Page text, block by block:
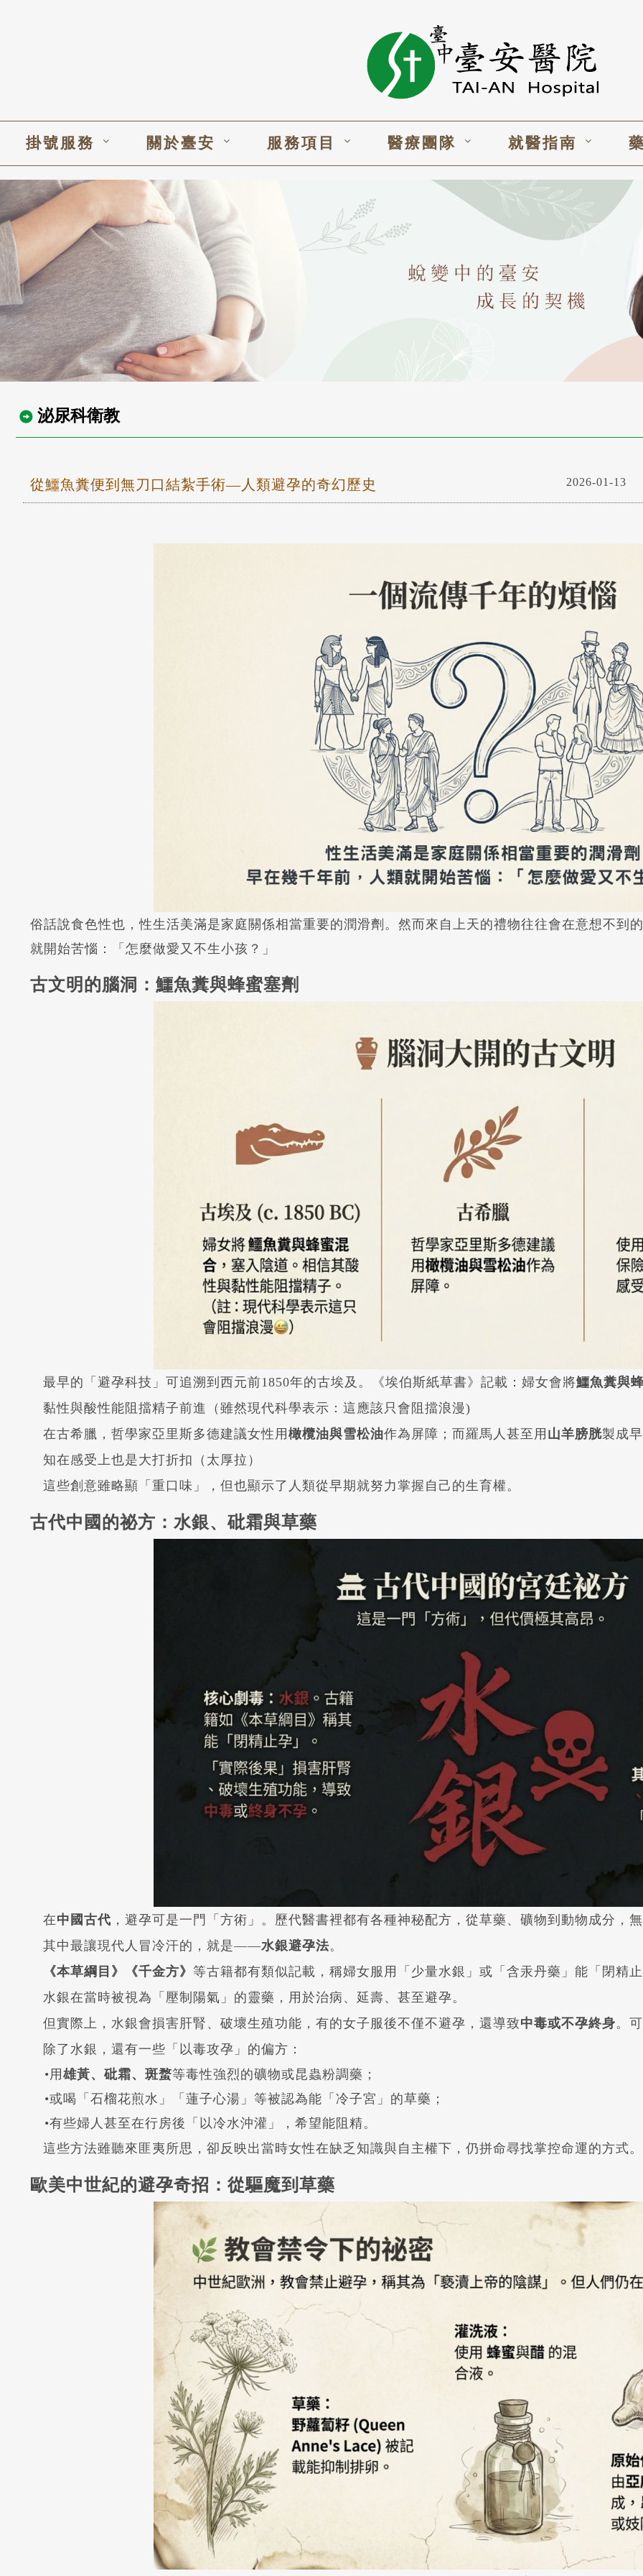
掛號服務 關於臺安 服務項目 醫療團隊 就醫指南
泌尿科衛教
從鱷魚糞便到無刀口結紮手術—人類避孕的奇幻歷史 2026-01-13
俗話說食色性也，性生活美滿是家庭關係相當重要的潤滑劑。然而來自上天的禮物往往會在意想不到
就開始苦惱：「怎麼做愛又不生小孩？」
古文明的腦洞：鱷魚糞與蜂蜜塞劑
最早的「避孕科技」可追溯到西元前1850年的古埃及。《埃伯斯紙草書》記載：婦女會將鱷魚糞與
黏性與酸性能阻擋精子前進（雖然現代科學表示：這應該只會阻擋浪漫)
在古希臘，哲學家亞里斯多德建議女性用 橄欖油與雪松油作為屏障；而羅馬人甚至用 山羊膀胱製成
知在感受上也是大打折扣（太厚拉）
這些創意雖略顯「重口味」，但也顯示了人類從早期就努力掌握自己的生育權。
古代中國的祕方：水銀、砒霜與草藥
在中國古代 ，避孕可是一門「方術」。歷代醫書裡都有各種神秘配方，從草藥、礦物到動物成分，
其中最讓現代人冒冷汗的，就是——水銀避孕法。
《本草綱目》《千金方》 等古籍都有類似記載，稱婦女服用「少量水銀」或「含汞丹藥」能「閉精
水銀在當時被視為「壓制陽氣」的靈藥，用於治病、延壽、甚至避孕。
但實際上，水銀會損害肝腎、破壞生殖功能，有的女子服後不僅不避孕，還導致中毒或不孕終身。
除了水銀，還有一些「以毒攻孕」的偏方：
•用 雄黃、砒霜、斑蝥等毒性強烈的礦物或昆蟲粉調藥；
•或喝「石榴花煎水」「蓮子心湯」等被認為能「冷子宮」的草藥；
•有些婦人甚至在行房後「以冷水沖灌」，希望能阻精。
這些方法雖聽來匪夷所思，卻反映出當時女性在缺乏知識與自主權下，仍拼命尋找掌控命運的方式。
歐美中世紀的避孕奇招：從驅魔到草藥